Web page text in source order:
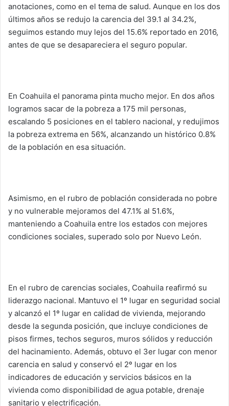
anotaciones, como en el tema de salud. Aunque en los dos
últimos años se redujo la carencia del 39.1 al 34.2%,
seguimos estando muy lejos del 15.6% reportado en 2016,
antes de que se desapareciera el seguro popular.
En Coahuila el panorama pinta mucho mejor. En dos años
logramos sacar de la pobreza a 175 mil personas,
escalando 5 posiciones en el tablero nacional, y redujimos
la pobreza extrema en 56%, alcanzando un histórico 0.8%
de la población en esa situación.
Asimismo, en el rubro de población considerada no pobre
y no vulnerable mejoramos del 47.1% al 51.6%,
manteniendo a Coahuila entre los estados con mejores
condiciones sociales, superado solo por Nuevo León.
En el rubro de carencias sociales, Coahuila reafirmó su
liderazgo nacional. Mantuvo el 1º lugar en seguridad social
y alcanzó el 1º lugar en calidad de vivienda, mejorando
desde la segunda posición, que incluye condiciones de
pisos firmes, techos seguros, muros sólidos y reducción
del hacinamiento. Además, obtuvo el 3er lugar con menor
carencia en salud y conservó el 2º lugar en los
indicadores de educación y servicios básicos en la
vivienda como disponibilidad de agua potable, drenaje
sanitario y electrificación.